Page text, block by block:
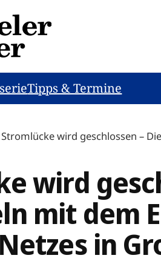
Tipps & Termine
Stromlücke wird geschlossen –
wird
mit dem
in